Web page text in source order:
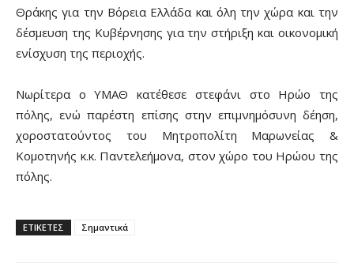
Θράκης για την Βόρεια Ελλάδα και όλη την χώρα και την
δέσμευση της Κυβέρνησης για την στήριξη και οικονομική
ενίσχυση της περιοχής.
Νωρίτερα ο ΥΜΑΘ κατέθεσε στεφάνι στο Ηρώο της
πόλης, ενώ παρέστη επίσης στην επιμνημόσυνη δέηση,
χοροστατούντος του Μητροπολίτη Μαρωνείας &
Κομοτηνής κ.κ. Παντελεήμονα, στον χώρο του Ηρώου της
πόλης.
ΕΤΙΚΕΤΕΣ Σημαντικά